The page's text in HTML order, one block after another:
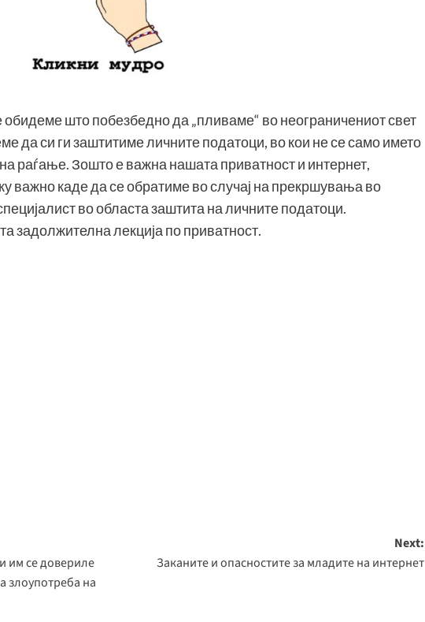
обидеме што побезбедно да „пливаме“ во неограничениот свет
да си ги заштитиме личните податоци, во кои не се само името
раѓање. Зошто е важна нашата приватност и интернет,
важно каде да се обратиме во случај на прекршувања во
во областа заштита на личните податоци.
задолжителна лекција по приватност.
им се довериле
злоупотреба на
Next:
Заканите и опасностите за младите на интернет